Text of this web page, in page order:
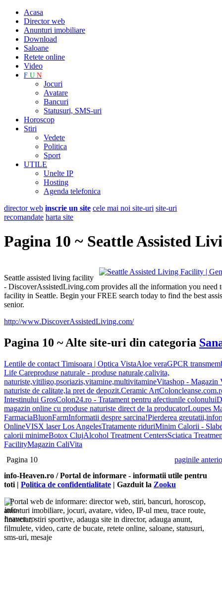
Acasa
Director web
Anunturi imobiliare
Download
Saloane
Retete online
Video
F U N
Jocuri
Avatare
Bancuri
Statusuri, SMS-uri
Horoscop
Stiri
Vedete
Politica
Sport
UTILE
Unelte IP
Hosting
Agenda telefonica
director web inscrie un site cele mai noi site-uri site-uri
recomandate harta site
Pagina 10 ~ Seattle Assisted
Seattle assisted living facility
- DiscoverAssistedLiving.com provides all the information you need
facility in Seattle. Begin your FREE search today to find the best
senior.
http://www.DiscoverAssistedLiving.com/
Pagina 10 ~ Alte site-uri din categoria
Lentile de contact Timisoara | Optica VistaAloe veraGPCR
Life Careproduse naturale - produse naturale,calivita,
naturiste,vitiligo,psoriazis,vitamine,multivitamineVitashop - Magazin
naturiste de calitate,la pret de depozit.Ceramic Art
Intestinului GrosColon24.ro - Tratament pentru afectiunile colonului
magazin online cu produse naturiste direct de la producatorLoupes
FarmaciaBluonFarmInformatii despre sarcina!Pierderea
OnlineVISX laser Los AngelesTratamente riduriMinim Calorii -
calorii minimeBotox ClujAlcohol Treatment CentersSciatica
FacilityMagazin CaliVita
Pagina 10
paginile
info-Heaven.ro / Portal de informare - informatii utile pentru
toti | Politica de confidentialitate | Gazduit la Zooku
Portal web de informare: director web, stiri, bancuri, horoscop,
anunturi imobiliare, jocuri, avatare, video, IP-ul meu, trace route,
financiar, stiri sportive, adauga site in director, adauga anunt,
filmulete, video, carte de bucate, retete online, saloane, statusuri,
sms-uri, mesaje